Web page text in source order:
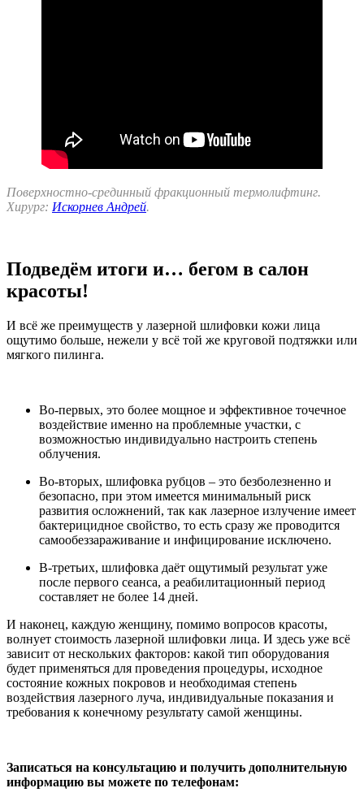
Поверхностно-срединный фракционный термолифтинг.
Хирург: Искорнев Андрей.
Подведём итоги и… бегом в салон
красоты!
И всё же преимуществ у лазерной шлифовки кожи лица
ощутимо больше, нежели у всё той же круговой подтяжки или
мягкого пилинга.
Во-первых, это более мощное и эффективное точечное
воздействие именно на проблемные участки, с
возможностью индивидуально настроить степень
облучения.
Во-вторых, шлифовка рубцов – это безболезненно и
безопасно, при этом имеется минимальный риск
развития осложнений, так как лазерное излучение имеет
бактерицидное свойство, то есть сразу же проводится
самообеззараживание и инфицирование исключено.
В-третьих, шлифовка даёт ощутимый результат уже
после первого сеанса, а реабилитационный период
составляет не более 14 дней.
И наконец, каждую женщину, помимо вопросов красоты,
волнует стоимость лазерной шлифовки лица. И здесь уже всё
зависит от нескольких факторов: какой тип оборудования
будет применяться для проведения процедуры, исходное
состояние кожных покровов и необходимая степень
воздействия лазерного луча, индивидуальные показания и
требования к конечному результату самой женщины.
Записаться на консультацию и получить дополнительную
информацию вы можете по телефонам: